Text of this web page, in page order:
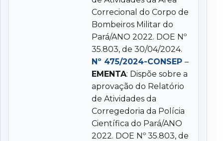
Correcional do Corpo de
Bombeiros Militar do
Pará/ANO 2022. DOE Nº
35.803, de 30/04/2024.
Nº 475/2024-CONSEP–
EMENTA: Dispõe sobre a
aprovação do Relatório
de Atividades da
Corregedoria da Polícia
Científica do Pará/ANO
2022. DOE Nº 35.803, de